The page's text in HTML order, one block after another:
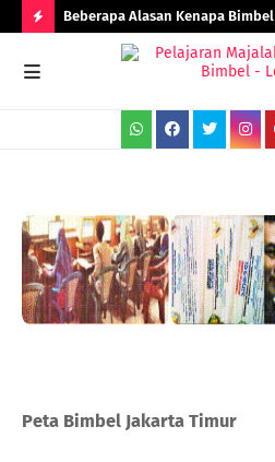
O
S
T
S
Beberapa Alasan Kenapa
Bimbel Jakarta Timur Lebih
Peta Bimbel Jakarta Timur